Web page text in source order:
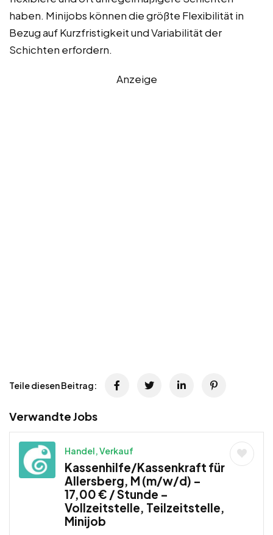
haben. Minijobs können die größte Flexibilität in
Bezug auf Kurzfristigkeit und Variabilität der
Schichten erfordern.
Anzeige
Teile diesen Beitrag:
Verwandte Jobs
Handel, Verkauf
Kassenhilfe/Kassenkraft für
Allersberg, M (m/w/d) –
17,00 € / Stunde –
Vollzeitstelle, Teilzeitstelle,
Minijob